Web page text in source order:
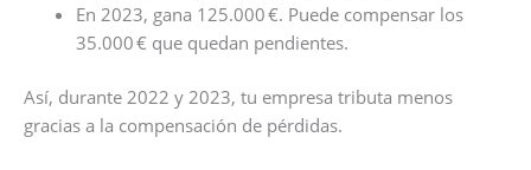
En 2023, gana 125.000 €. Puede compensar los
35.000 € que quedan pendientes.
Así, durante 2022 y 2023, tu empresa tributa menos
gracias a la compensación de pérdidas.